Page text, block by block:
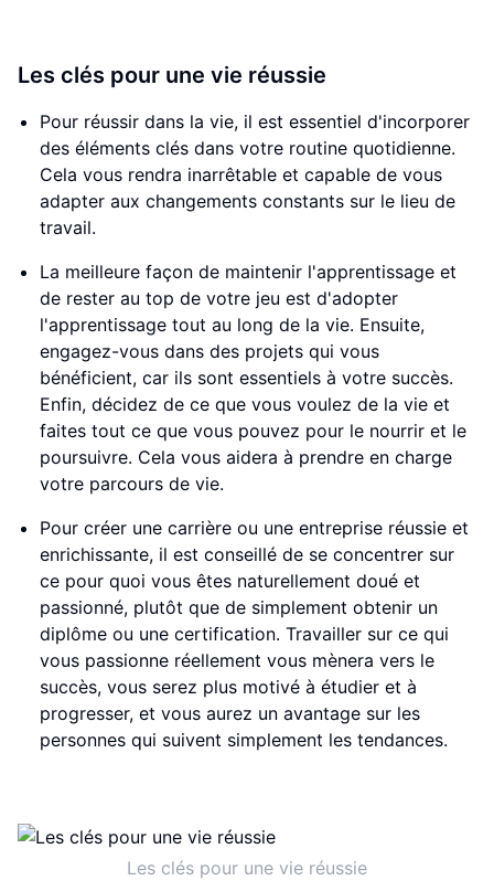
Les clés pour une vie réussie
Pour réussir dans la vie, il est essentiel d'incorporer
des éléments clés dans votre routine quotidienne.
Cela vous rendra inarrêtable et capable de vous
adapter aux changements constants sur le lieu de
travail.
La meilleure façon de maintenir l'apprentissage et
de rester au top de votre jeu est d'adopter
l'apprentissage tout au long de la vie. Ensuite,
engagez-vous dans des projets qui vous
bénéficient, car ils sont essentiels à votre succès.
Enfin, décidez de ce que vous voulez de la vie et
faites tout ce que vous pouvez pour le nourrir et le
poursuivre. Cela vous aidera à prendre en charge
votre parcours de vie.
Pour créer une carrière ou une entreprise réussie et
enrichissante, il est conseillé de se concentrer sur
ce pour quoi vous êtes naturellement doué et
passionné, plutôt que de simplement obtenir un
diplôme ou une certification. Travailler sur ce qui
vous passionne réellement vous mènera vers le
succès, vous serez plus motivé à étudier et à
progresser, et vous aurez un avantage sur les
personnes qui suivent simplement les tendances.
Les clés pour une vie réussie